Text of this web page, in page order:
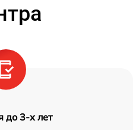
до 3-х лет